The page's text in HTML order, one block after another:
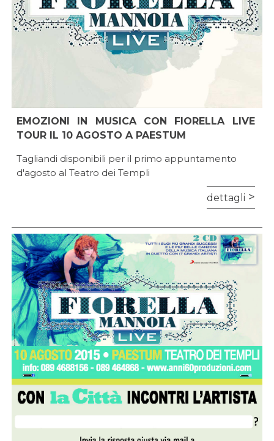
EMOZIONI IN MUSICA CON FIORELLA LIVE
TOUR IL 10 AGOSTO A PAESTUM
Tagliandi disponibili per il primo appuntamento
d'agosto al Teatro dei Templi
dettagli